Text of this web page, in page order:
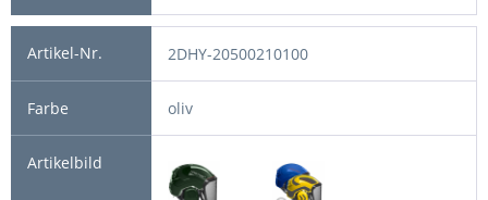
2DHY-20500210100
oliv